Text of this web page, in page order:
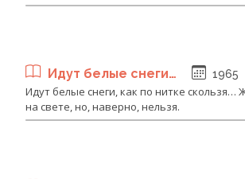
Идут белые снеги… 1965
Идут белые снеги, как по нитке скользя…
на свете, но, наверно, нельзя.